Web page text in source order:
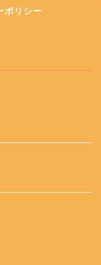
ポリシー